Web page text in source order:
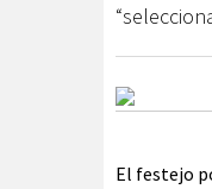
El festejo